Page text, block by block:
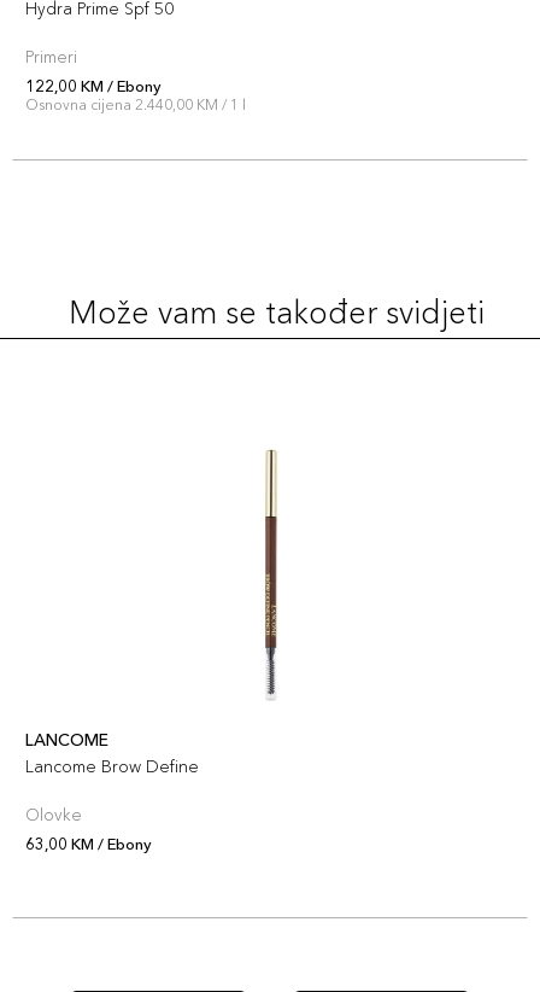
Hydra Prime Spf 50
Primeri
122,00 KM / Ebony
Osnovna cijena 2.440,00 KM / 1 l
Može vam se također svidjeti
LANCOME
Lancome Brow Define
Olovke
63,00 KM / Ebony